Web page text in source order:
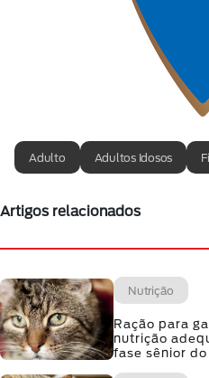
Adulto Adultos Idosos
Artigos relacionados
Nutrição
Ração para
nutrição
fase sênior